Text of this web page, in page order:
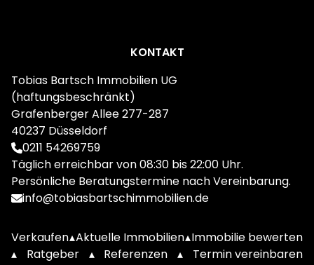
KONTAKT
Tobias Bartsch Immobilien UG
(haftungsbeschränkt)
Grafenberger Allee 277-287
40237 Düsseldorf
0211 54269759
Täglich erreichbar von 08:30 bis 22:00 Uhr.
Persönliche Beratungstermine nach Vereinbarung.
info@tobiasbartschimmobilien.de
Verkaufen▴Aktuelle Immobilien▴Immobilie bewerten
▴
Ratgeber ▴ Referenzen ▴ Termin vereinbaren